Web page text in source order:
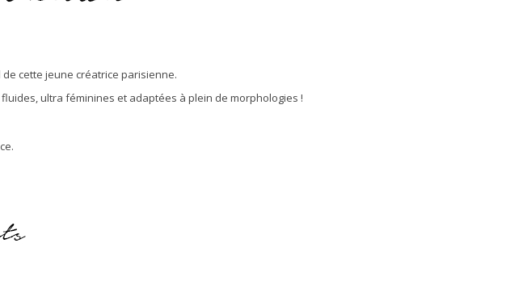
cette jeune créatrice parisienne.
ultra féminines et adaptées à plein de morphologies !